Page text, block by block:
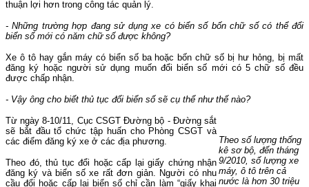
thuận lợi hơn trong công tác quản lý.
- Những trường hợp đang sử dụng xe có biển số bốn chữ số có thể đổi
biển số mới có năm chữ số được không?
Xe ô tô hay gắn máy có biển số ba hoặc bốn chữ số bị hư hỏng, bị mất
đăng ký hoặc người sử dụng muốn đổi biển số mới có 5 chữ số đều
được chấp nhận.
- Vậy ông cho biết thủ tục đổi biển số sẽ cụ thể như thế nào?
Theo số lượng thống
kê sơ bộ, đến tháng
9/2010, số lượng xe
máy, ô tô trên cả
nước là hơn 30 triệu
Từ ngày 8-10/11, Cục CSGT Đường bộ - Đường sắt
sẽ bắt đầu tổ chức tập huấn cho Phòng CSGT và
các điểm đăng ký xe ở các địa phương.
Theo đó, thủ tục đổi hoặc cấp lại giấy chứng nhận
đăng ký và biển số xe rất đơn giản. Người có nhu
cầu đổi hoặc cấp lại biển số chỉ cần làm “giấy khai